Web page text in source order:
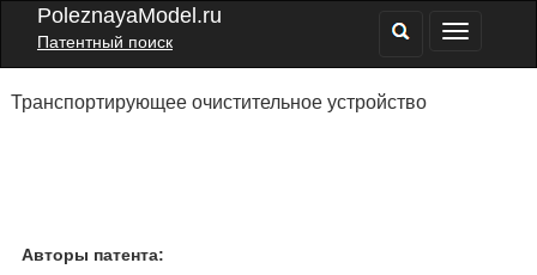
PoleznayaModel.ru
Патентный поиск
Транспортирующее очистительное устройство
Авторы патента: